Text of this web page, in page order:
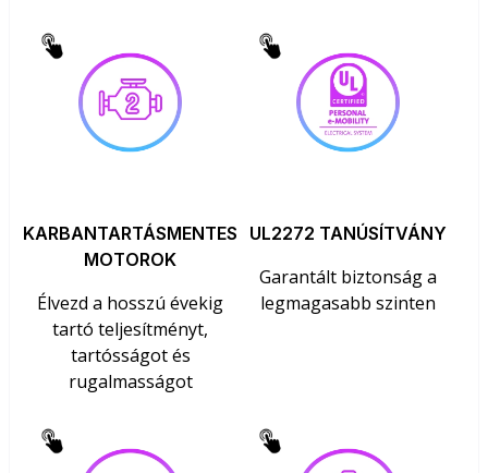
KARBANTARTÁSMENTES
MOTOROK
Élvezd a hosszú évekig
tartó teljesítményt,
tartósságot és
rugalmasságot
UL2272 TANÚSÍTVÁNY
Garantált biztonság a
legmagasabb szinten